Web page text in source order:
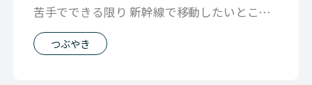
苦手でできる限り 新幹線で移動したいところ
なのですが 流石に九州だと時間がかか
つぶやき